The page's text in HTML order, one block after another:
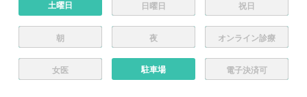
土曜日 日曜日 祝日
朝 夜 オンライン診療
女医 駐車場 電子決済可